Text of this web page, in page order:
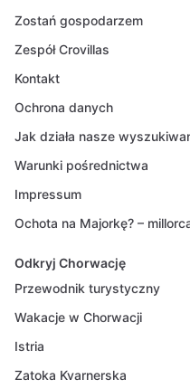
Zostań gospodarzem
Zespół Crovillas
Kontakt
Ochrona danych
Jak działa nasze
Warunki pośrednictwa
Impressum
Ochota na Majorkę? –
Odkryj Chorwację
Przewodnik turystyczny
Wakacje w Chorwacji
Istria
Zatoka Kvarnerska